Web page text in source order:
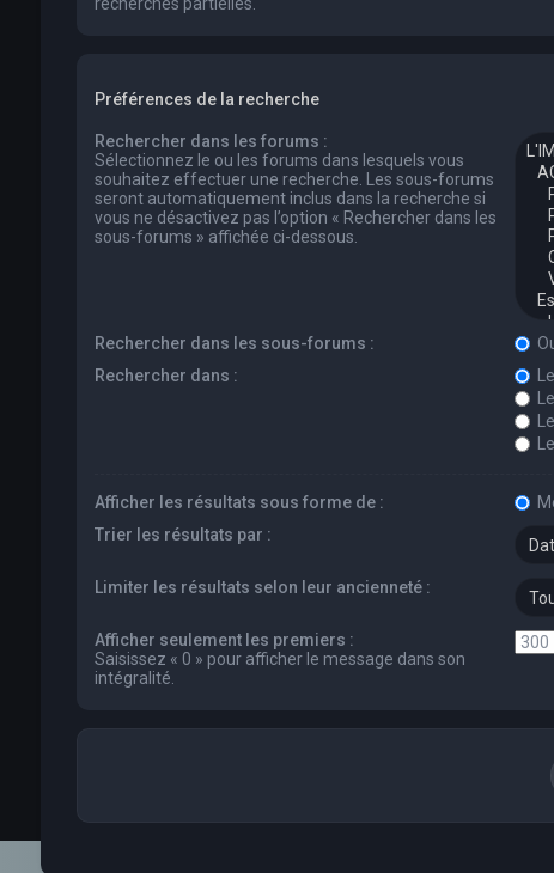
Préférences de la recherche
Rechercher dans les forums :
Sélectionnez le ou les forums dans lesquels vous
souhaitez effectuer une recherche. Les sous-forums
seront automatiquement inclus dans la recherche si
vous ne désactivez pas l’option « Rechercher dans les
sous-forums » affichée ci-dessous.
Rechercher dans les sous-forums :
Rechercher dans :
Afficher les résultats sous forme de :
Trier les résultats par :
Limiter les résultats selon leur ancienneté :
Afficher seulement les premiers :
Saisissez « 0 » pour afficher le message dans son
intégralité.